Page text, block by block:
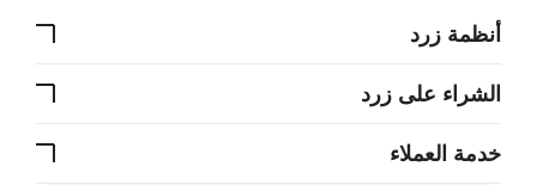
أنظمة زرد
الشراء على زرد
خدمة العملاء